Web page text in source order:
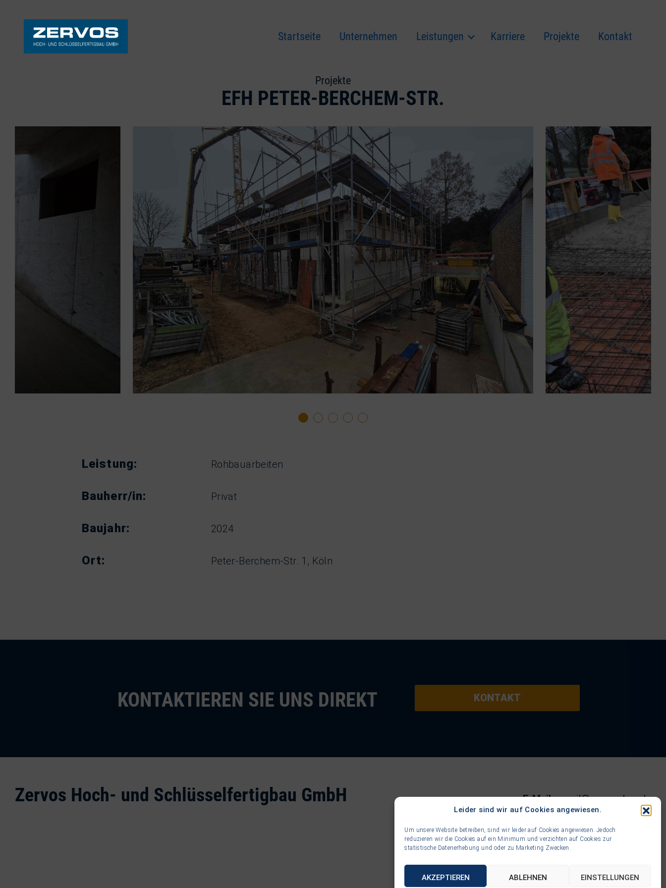
Leider sind wir auf Cookies angewiesen.
Um unsere Website betreiben, sind wir leider auf Cookies angewiesen. Jedoch
reduzieren wir die Cookies auf ein Minimum und verzichten auf Cookies zur
statistische Datenerhebung und oder zu Marketing Zwecken.
AKZEPTIEREN ABLEHNEN EINSTELLUNGEN
Startseite Unternehmen Leistungen Karriere Projekte Kontakt
Projekte
EFH PETER-BERCHEM-STR.
Leistung: Rohbauarbeiten
Bauherr/in: Privat
Baujahr: 2024
Ort: Peter-Berchem-Str. 1, Köln
KONTAKTIEREN SIE UNS DIREKT KONTAKT
Zervos Hoch- und Schlüsselfertigbau GmbH E-Mail: mail@zervos-bau.de
Telefon: +49 (0) 22 35/9 23 04 - 0
Adresse: Klosengartenstraße 31, 50374 Erftstadt